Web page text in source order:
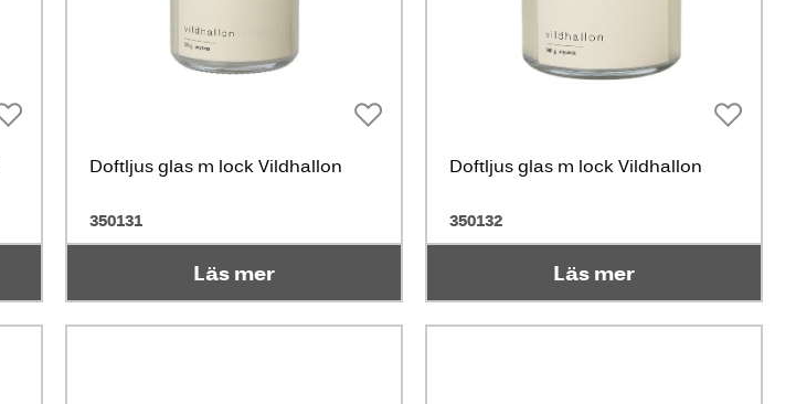
Doftljus glas m lock Vildhallon
350131
Läs mer
Doftljus glas m lock Vildhallon
350132
Läs mer